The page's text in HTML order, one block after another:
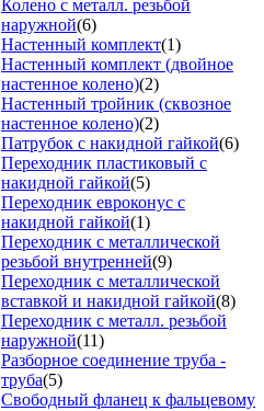
Колено с металл. резьбой
наружной(6)
Настенный комплект(1)
Настенный комплект (двойное
настенное колено)(2)
Настенный тройник (сквозное
настенное колено)(2)
Патрубок с накидной гайкой(6)
Переходник пластиковый с
накидной гайкой(5)
Переходник евроконус с
накидной гайкой(1)
Переходник с металлической
резьбой внутренней(9)
Переходник с металлической
вставкой и накидной гайкой(8)
Переходник с металл. резьбой
наружной(11)
Разборное соединение труба -
труба(5)
Свободный фланец к фальцевому